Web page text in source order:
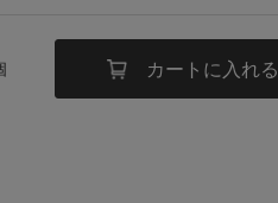
カートに入れる